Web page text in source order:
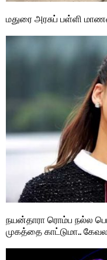
மதுரை அரசுப் பள்ளி
நயன்தாரா ரொம்ப நல்ல
முகத்தை காட்டுமா..